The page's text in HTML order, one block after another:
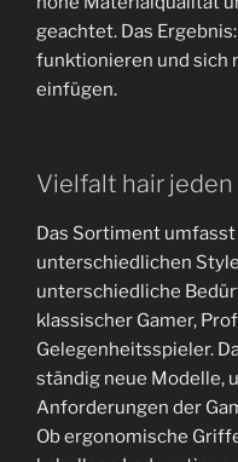
geachtet. Das
funktionieren und sich
einfügen.
Vielfalt hair
Das Sortiment
unterschiedlichen
unterschiedliche
klassischer Gamer,
Gelegenheitsspieler.
ständig neue Modelle,
Anforderungen der
Ob ergonomische